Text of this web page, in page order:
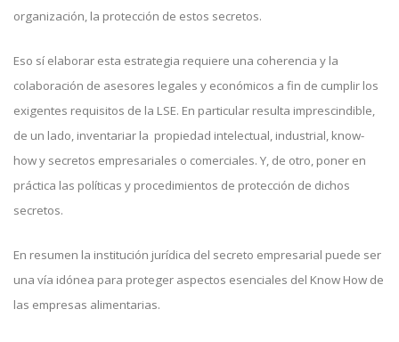
organización, la protección de estos secretos.
Eso sí elaborar esta estrategia requiere una coherencia y la
colaboración de asesores legales y económicos a fin de cumplir los
exigentes requisitos de la LSE. En particular resulta imprescindible,
de un lado, inventariar la propiedad intelectual, industrial, know-
how y secretos empresariales o comerciales. Y, de otro, poner en
práctica las políticas y procedimientos de protección de dichos
secretos.
En resumen la institución jurídica del secreto empresarial puede ser
una vía idónea para proteger aspectos esenciales del Know How de
las empresas alimentarias.